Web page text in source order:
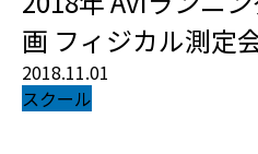
画 フィジカル測定
2018.11.01
スクール